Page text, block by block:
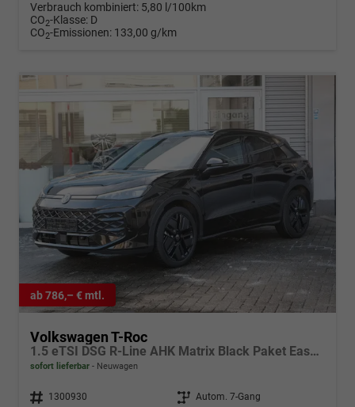
Verbrauch kombiniert: 5,80 l/100km
CO2-Klasse: D
CO2-Emissionen: 133,00 g/km
ab 786,– € mtl.
Volkswagen T-Roc
1.5 eTSI DSG R-Line AHK Matrix Black Paket Easy-Open
sofort lieferbar Neuwagen
Fahrzeugnr. 1300930 Getriebe Autom. 7-Gang